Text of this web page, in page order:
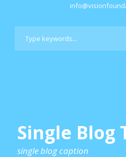
Single Blog
single blog caption